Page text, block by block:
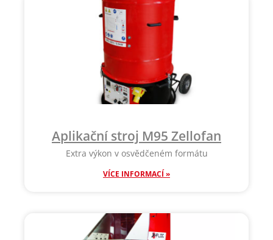
Aplikační stroj M95 Zellofan
Extra výkon v osvědčeném formátu
VÍCE INFORMACÍ »